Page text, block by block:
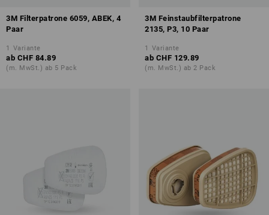
3M Filterpatrone 6059, ABEK, 4
Paar
1 Variante
ab CHF 84.89
(m. MwSt.) ab 5 Pack
3M Feinstaubfilterpatrone
2135, P3, 10 Paar
1 Variante
ab CHF 129.89
(m. MwSt.) ab 2 Pack